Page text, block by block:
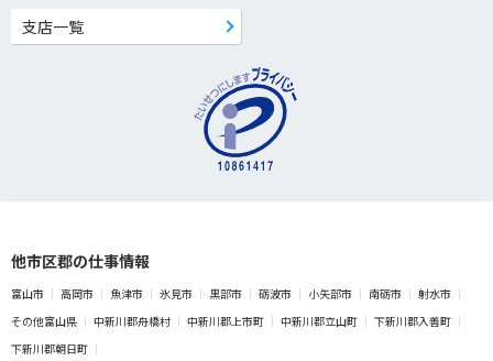
支店一覧
他市区郡の仕事情報
富山市 高岡市 魚津市 氷見市 黒部市 砺波市 小矢部市 南砺市
射水市
その他富山県
中新川郡舟橋村 中新川郡上市町 中新川郡立山町
下新川郡入善町
下新川郡朝日町